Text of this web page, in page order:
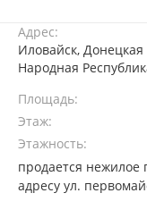
Адрес:
Иловайск, Донецкая
Народная
Площадь:
Этаж:
Этажность:
продается
адресу ул.